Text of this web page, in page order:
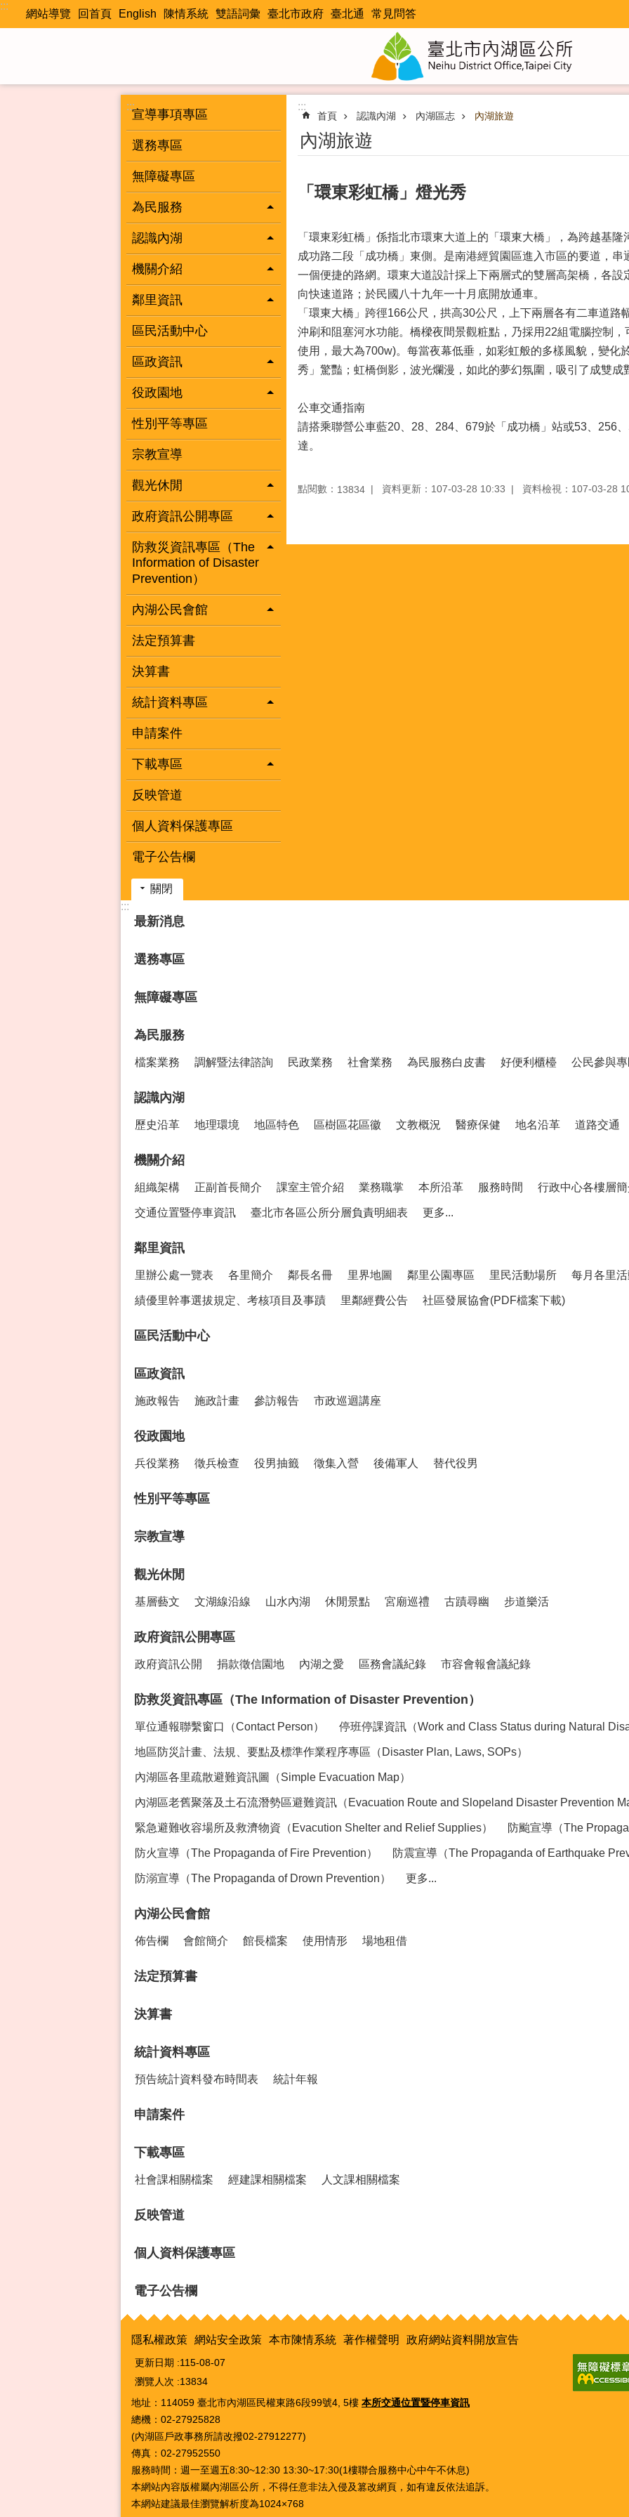
跳到主要內容區塊
:::
網站導覽 回首頁 English 陳情系統 雙語詞彙 臺北市政府 臺北通 常見問答
:::
宣導事項專區
選務專區
無障礙專區
為民服務
認識內湖
機關介紹
鄰里資訊
區民活動中心
區政資訊
役政園地
性別平等專區
宗教宣導
觀光休閒
政府資訊公開專區
防救災資訊專區（The
Information of Disaster
Prevention）
內湖公民會館
法定預算書
決算書
統計資料專區
申請案件
下載專區
反映管道
個人資料保護專區
電子公告欄
:::
首頁 認識內湖 內湖區志 內湖旅遊
內湖旅遊
「環東彩虹橋」燈光秀
「環東彩虹橋」係指北市環東大道上的「環東大橋」，為跨越基
成功路二段「成功橋」東側。是南港經貿園區進入市區的要道，
一個便捷的路網。環東大道設計採上下兩層式的雙層高架橋，各
向快速道路；於民國八十九年一十月底開放通車。
「環東大橋」跨徑166公尺，拱高30公尺，上下兩層各有二車道
沖刷和阻塞河水功能。橋樑夜間景觀粧點，乃採用22組電腦控制
使用，最大為700w)。每當夜幕低垂，如彩虹般的多樣風貌，變化
秀」驚豔；虹橋倒影，波光爛漫，如此的夢幻氛圍，吸引了成雙成
公車交通指南
請搭乘聯營公車藍20、28、284、679於「成功橋」站或53、256
達。
點閱數： 13834 資料更新：107-03-28 10:33 資料檢視：107-03-28
關閉
:::
最新消息
選務專區
無障礙專區
為民服務
檔案業務 調解暨法律諮詢 民政業務 社會業務 為民服務白皮書 好便利櫃檯 公民參與
認識內湖
歷史沿革 地理環境 地區特色 區樹區花區徽 文教概況 醫療保健 地名沿革 道路交通
機關介紹
組織架構 正副首長簡介 課室主管介紹 業務職掌 本所沿革 服務時間 行政中心各樓層
交通位置暨停車資訊 臺北市各區公所分層負責明細表 更多...
鄰里資訊
里辦公處一覽表 各里簡介 鄰長名冊 里界地圖 鄰里公園專區 里民活動場所 每月各里
績優里幹事選拔規定、考核項目及事蹟 里鄰經費公告 社區發展協會(PDF檔案下載)
區民活動中心
區政資訊
施政報告 施政計畫 參訪報告 市政巡迴講座
役政園地
兵役業務 徵兵檢查 役男抽籤 徵集入營 後備軍人 替代役男
性別平等專區
宗教宣導
觀光休閒
基層藝文 文湖線沿線 山水內湖 休閒景點 宮廟巡禮 古蹟尋幽 步道樂活
政府資訊公開專區
政府資訊公開 捐款徵信園地 內湖之愛 區務會議紀錄 市容會報會議紀錄
防救災資訊專區（The Information of Disaster Prevention）
單位通報聯繫窗口（Contact Person） 停班停課資訊（Work and Class Status during Natural
地區防災計畫、法規、要點及標準作業程序專區（Disaster Plan, Laws, SOPs）
內湖區各里疏散避難資訊圖（Simple Evacuation Map）
內湖區老舊聚落及土石流潛勢區避難資訊（Evacuation Route and Slopeland Disaster Prevention
緊急避難收容場所及救濟物資（Evacution Shelter and Relief Supplies） 防颱宣導（The
防火宣導（The Propaganda of Fire Prevention） 防震宣導（The Propaganda of Earthquake
防溺宣導（The Propaganda of Drown Prevention） 更多...
內湖公民會館
佈告欄 會館簡介 館長檔案 使用情形 場地租借
法定預算書
決算書
統計資料專區
預告統計資料發布時間表 統計年報
申請案件
下載專區
社會課相關檔案 經建課相關檔案 人文課相關檔案
反映管道
個人資料保護專區
電子公告欄
隱私權政策 網站安全政策 本市陳情系統 著作權聲明 政府網站資料開放宣告
更新日期
115-08-07
瀏覽人次
13834
地址：114059 臺北市內湖區民權東路6段99號4, 5樓 本所交通位置暨停車資訊
總機：02-27925828
(內湖區戶政事務所請改撥02-27912277)
傳真：02-27952550
服務時間：週一至週五8:30~12:30 13:30~17:30(1樓聯合服務中心中午不休息)
本網站內容版權屬內湖區公所，不得任意非法入侵及篡改網頁，如有違反依法追訴。
本網站建議最佳瀏覽解析度為1024×768